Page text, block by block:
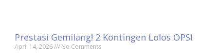
Prestasi Gemilang! 2 Kontingen Lolos OPSI
April 14, 2026 No Comments